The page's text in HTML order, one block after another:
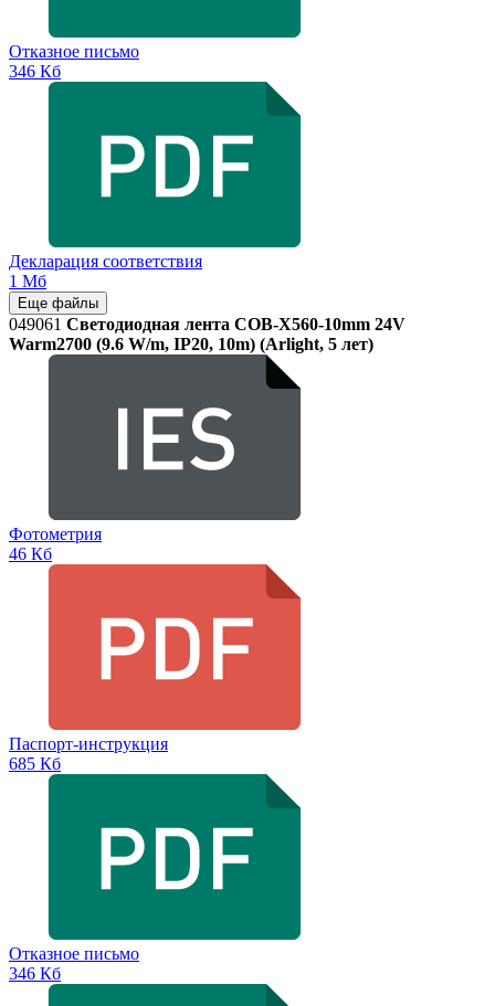
Отказное письмо
346 Кб
Декларация соответствия
1 Мб
Еще файлы
049061 Светодиодная лента COB-X560-10mm 24V
Warm2700 (9.6 W/m, IP20, 10m) (Arlight, 5 лет)
Фотометрия
46 Кб
Паспорт-инструкция
685 Кб
Отказное письмо
346 Кб